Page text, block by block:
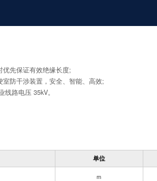
先保证有效绝缘长度;
防干涉装置，安全、智能、高效;
路电压 35kV。
单位
m